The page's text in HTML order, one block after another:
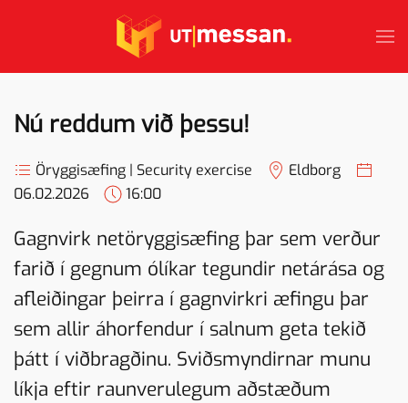
Skip to main content
Nú reddum við þessu!
Öryggisæfing | Security exercise
Eldborg
06.02.2026
16:00
Gagnvirk netöryggisæfing þar sem verður
farið í gegnum ólíkar tegundir netárása og
afleiðingar þeirra í gagnvirkri æfingu þar
sem allir áhorfendur í salnum geta tekið
þátt í viðbragðinu. Sviðsmyndirnar munu
líkja eftir raunverulegum aðstæðum